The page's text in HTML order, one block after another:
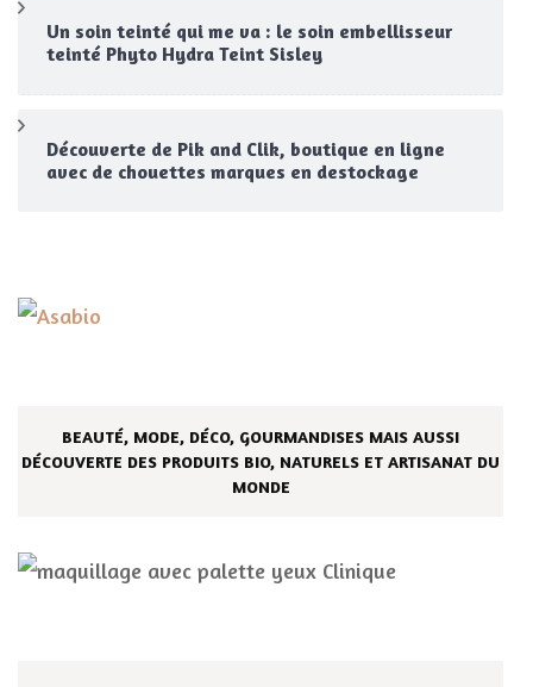
Un soin teinté qui me va : le soin embellisseur
teinté Phyto Hydra Teint Sisley
Découverte de Pik and Clik, boutique en ligne
avec de chouettes marques en destockage
BEAUTÉ, MODE, DÉCO, GOURMANDISES MAIS AUSSI
DÉCOUVERTE DES PRODUITS BIO, NATURELS ET ARTISANAT DU
MONDE